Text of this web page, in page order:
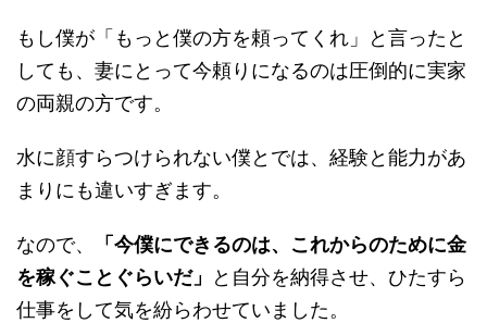
もし僕が「もっと僕の方を頼ってくれ」と言ったと
しても、妻にとって今頼りになるのは圧倒的に実家
の両親の方です。
水に顔すらつけられない僕とでは、経験と能力があ
まりにも違いすぎます。
なので、
「今僕にできるのは、これからのために金
を稼ぐことぐらいだ」
と自分を納得させ、ひたすら
仕事をして気を紛らわせていました。